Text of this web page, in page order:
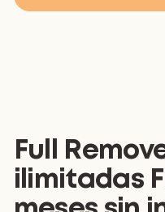
Full
ilimitadas